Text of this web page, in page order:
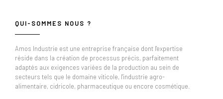
QUI-SOMMES NOUS ?
Amos Industrie est une entreprise française dont l'expertise
réside dans la création de processus précis, parfaitement
adaptés aux exigences variées de la production au sein de
secteurs tels que le domaine viticole, l'industrie agro-
alimentaire, cidricole, pharmaceutique ou encore cosmétique.